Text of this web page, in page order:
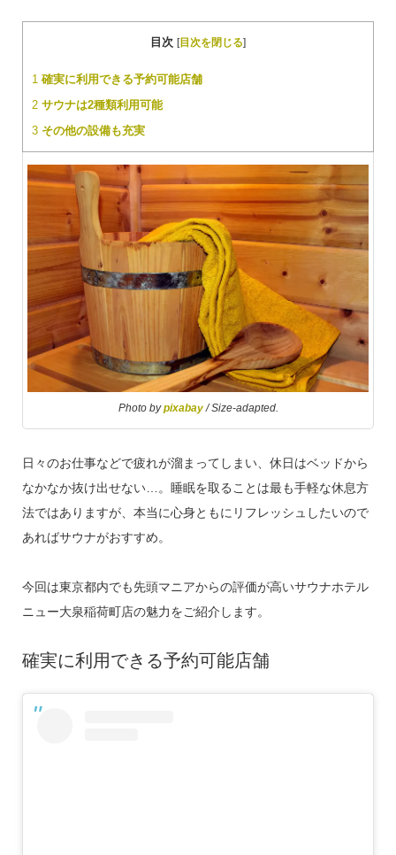
目次 [目次を閉じる]
1 確実に利用できる予約可能店舗
2サウナは2種類利用可能
3その他の設備も充実
Photo bypixabay/ Size-adapted.
日々のお仕事などで疲れが溜まってしまい、休日はベッドから
なかなか抜け出せない…
。睡眠を取ることは最も手軽な休息方
法ではありますが、本当に心身ともにリフレッシュしたいので
あればサウナがおすすめ。
今回は東京都内でも先頭マニアからの評価が高いサウナホテル
ニュー大泉稲荷町店の魅力をご紹介します。
確実に利用できる予約可能店舗